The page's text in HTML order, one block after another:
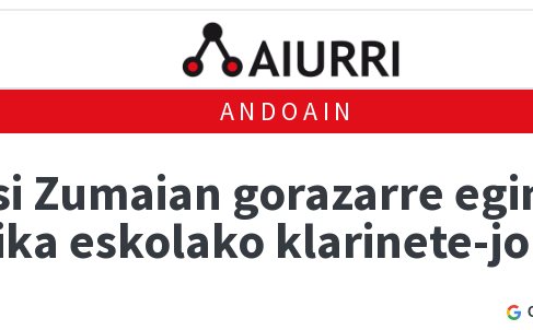
ANDOAIN
Zumaian gorazarre
eskolako klarinete-